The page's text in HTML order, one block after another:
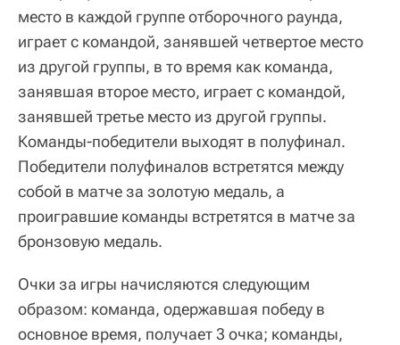
место в каждой группе отборочного раунда,
играет с командой, занявшей четвертое место
из другой группы, в то время как команда,
занявшая второе место, играет с командой,
занявшей третье место из другой группы.
Команды-победители выходят в полуфинал.
Победители полуфиналов встретятся между
собой в матче за золотую медаль, а
проигравшие команды встретятся в матче за
бронзовую медаль.
Очки за игры начисляются следующим
образом: команда, одержавшая победу в
основное время, получает 3 очка; команды,